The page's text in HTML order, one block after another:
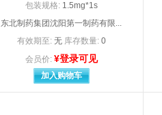
阿斯利康制药有限公司
安徽安科生物工程（集团）股份有限公司
安徽安科余良卿药业有限公
安徽方达药械股份有限公司
安徽国森药业
安徽金太阳生化药业有限公
安徽省双科药业有限公司
包装规格: 1.5mg*1s
东北制药集团沈阳第一制药有限...
有效期至: 无 库存数量: 0
会员价: ¥登录可见
加入购物车